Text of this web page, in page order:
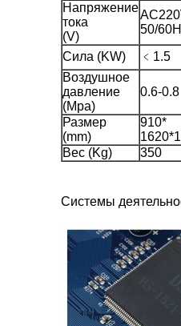
Напряжение
тока
(V)
50/
Сила (KW)
﹤1.5
Воздушное
давление
(Mpa)
0.6-0.8
Размер
(mm)
910*
Вес (Kg)
350
Системы